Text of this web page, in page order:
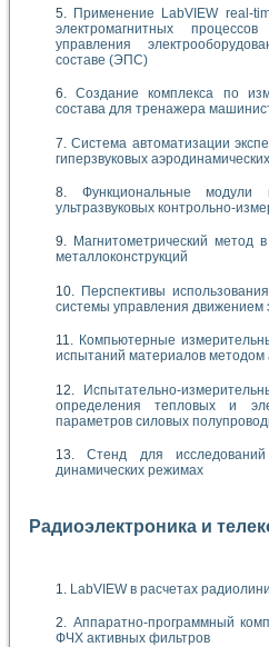
Применение LabVIEW real-
электромагнитных
управления
составе (ЭПС)
Создание комплекса по
состава для тренажера
Система автоматизации
гиперзвуковых
Функциональные
ультразвуковых контрольно-
Магнитометрический метод
металлоконструкций
Перспективы
системы управления движением
Компьютерные
испытаний материалов методом
Испытательно-
определения тепловых и
параметров силовых
Стенд для
динамических режимах
Радиоэлектроника и
LabVIEW в расчетах
Аппаратно-программный
ФЧХ активных фильтров